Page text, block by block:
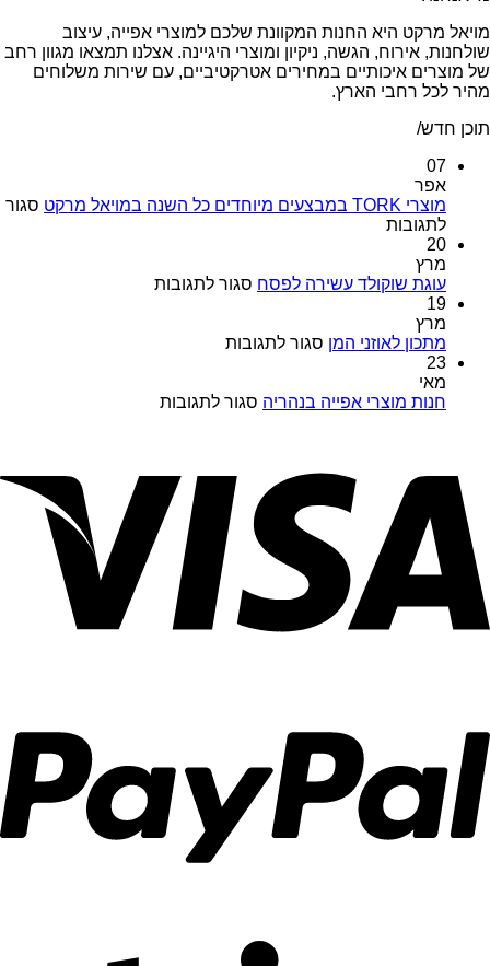
מויאל מרקט היא החנות המקוונת שלכם למוצרי אפייה, עיצוב
שולחנות, אירוח, הגשה, ניקיון ומוצרי היגיינה. אצלנו תמצאו מגוון רחב
של מוצרים איכותיים במחירים אטרקטיביים, עם שירות משלוחים
מהיר לכל רחבי הארץ.
תוכן חדש/
07
אפר
מוצרי TORK במבצעים מיוחדים כל השנה במויאל מרקט
סגור
לתגובותעל
במבצעים
השנה
20
מרץ
עוגת שוקולד עשירה לפסח סגור לתגובותעל
19
מרץ
מתכון לאוזני המן סגור לתגובותעל
המן
23
מאי
חנות מוצרי אפייה בנהריה סגור לתגובותעל
בנהריה